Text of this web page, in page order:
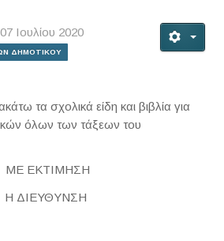
Ιουλίου 2020
ΔΗΜΟΤΙΚΟΥ
τα σχολικά είδη και βιβλία για
όλων των τάξεων του
ΜΕ ΕΚΤΙΜΗΣΗ
Η ΔΙΕΥΘΥΝΣΗ